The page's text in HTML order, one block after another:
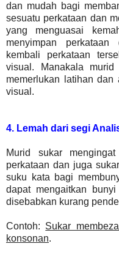
dan mudah bagi
sesuatu perkataan dan
yang menguasai
menyimpan
kembali perkataan
visual. Manakala
memerlukan latihan dan
visual.
4. Lemah dari segi
Murid sukar
perkataan dan juga
suku kata bagi
dapat mengaitkan
disebabkan kurang
Contoh: Sukar
konsonan.